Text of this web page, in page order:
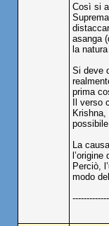
Così si
asanga
la
Si deve
prima
Il verso
La
l’origine
Perciò,
modo